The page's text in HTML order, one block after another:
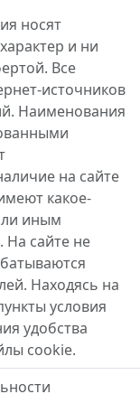
носят
и ни
Все
источников
Наименования
на сайте
какое-
иным
На сайте не
Находясь на
условия
удобства
cookie.